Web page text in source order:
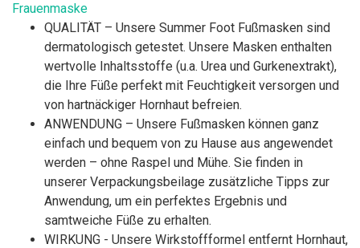
Frauenmaske
QUALITÄT – Unsere Summer Foot Fußmasken sind
dermatologisch getestet. Unsere Masken enthalten
wertvolle Inhaltsstoffe (u.a. Urea und Gurkenextrakt),
die Ihre Füße perfekt mit Feuchtigkeit versorgen und
von hartnäckiger Hornhaut befreien.
ANWENDUNG – Unsere Fußmasken können ganz
einfach und bequem von zu Hause aus angewendet
werden – ohne Raspel und Mühe. Sie finden in
unserer Verpackungsbeilage zusätzliche Tipps zur
Anwendung, um ein perfektes Ergebnis und
samtweiche Füße zu erhalten.
WIRKUNG - Unsere Wirkstoffformel entfernt Hornhaut,